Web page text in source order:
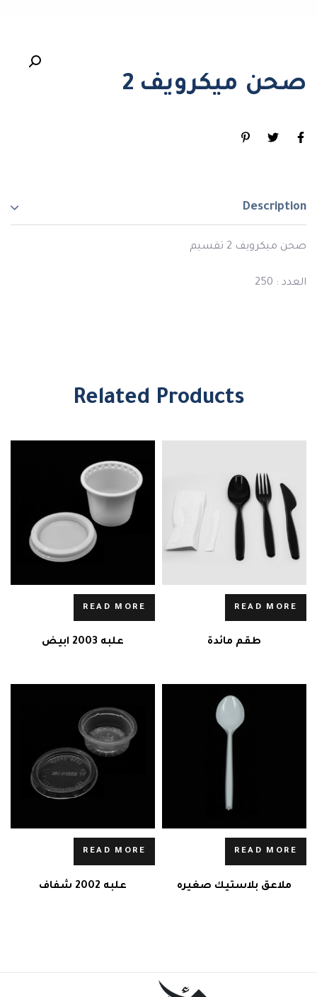
صحن ميكرويف 2
Description
صحن ميكرويف 2 تقسيم
العدد : 250
Related Products
READ MORE
طقم مائدة
READ MORE
علبه 2003 ابيض
READ MORE
ملاعق بلاستيك صغيره
READ MORE
علبه 2002 شفاف